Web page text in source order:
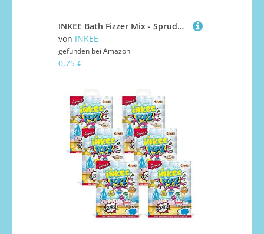
INKEE Bath Fizzer Mix - Sprudelbad Kinder Badebombe mit Mandelöl, Badekugel 20g mit Aroma - Badezusatz Kinder
von INKEE
gefunden bei Amazon
0,75 €